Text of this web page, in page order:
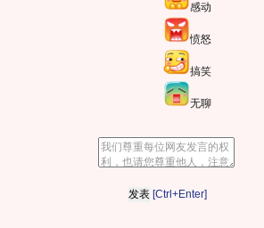
感动
愤怒
搞笑
无聊
[Ctrl+Enter]